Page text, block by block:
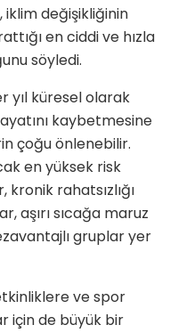
iklim değişikliğinin
en ciddi ve hızla
söyledi.
yıl küresel olarak
kaybetmesine
çoğu önlenebilir.
en yüksek risk
kronik rahatsızlığı
aşırı sıcağa maruz
gruplar yer
ve spor
için de büyük bir